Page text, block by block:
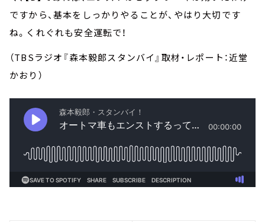
ですから、基本をしっかりやることが、やはり大切です
ね。くれぐれも安全運転で！
（TBSラジオ『森本毅郎スタンバイ』取材・レポート：近堂
かおり）